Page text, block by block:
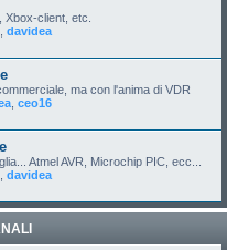
Xbox-client, etc.
davidea
ma con l'anima di VDR
ceo16
Atmel AVR, Microchip PIC, ecc...
davidea